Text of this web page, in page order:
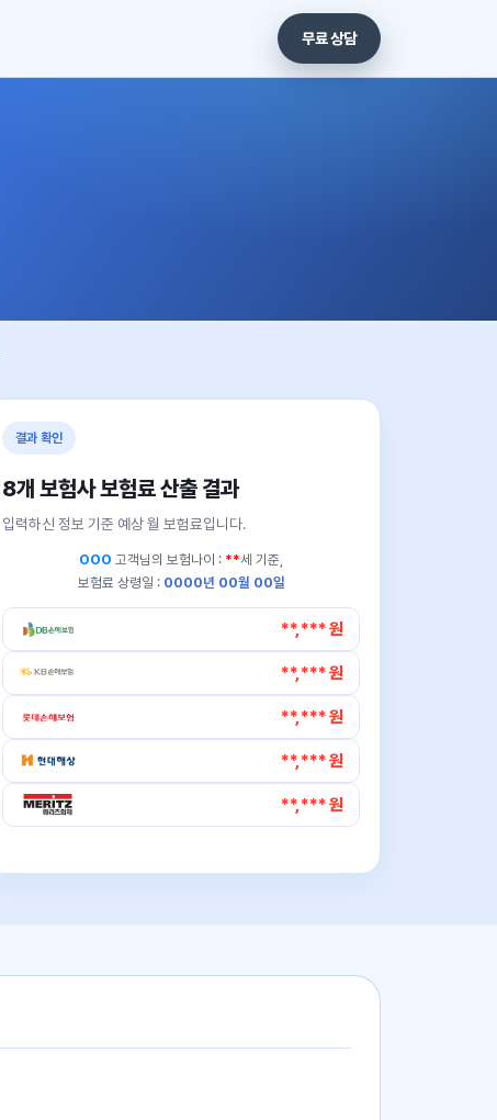
무료 상담
결과 확인
8개 보험사 보험료 산출 결과
입력하신 정보 기준 예상 월 보험료입니다.
OOO 고객님의 보험나이 : **세 기준,
보험료 상령일 : 0000년 00월 00일
**,*** 원
**,*** 원
**,*** 원
**,*** 원
**,*** 원